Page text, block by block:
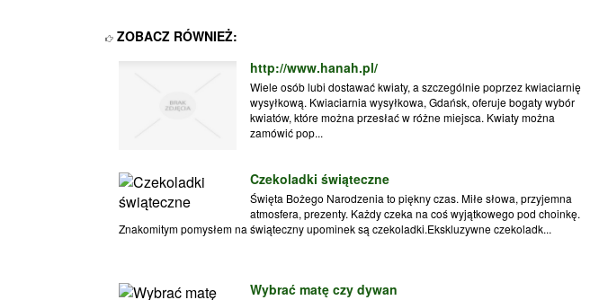
ZOBACZ RÓWNIEŻ:
http://www.hanah.pl/
Wiele osób lubi dostawać kwiaty, a szczególnie poprzez kwiaciarnię
wysyłkową. Kwiaciarnia wysyłkowa, Gdańsk, oferuje bogaty wybór
kwiatów, które można przesłać w różne miejsca. Kwiaty można
zamówić pop...
Czekoladki świąteczne
Święta Bożego Narodzenia to piękny czas. Miłe słowa, przyjemna
atmosfera, prezenty. Każdy czeka na coś wyjątkowego pod choinkę.
Znakomitym pomysłem na świąteczny upominek są czekoladki.Ekskluzywne czekoladk...
Wybrać matę czy dywan